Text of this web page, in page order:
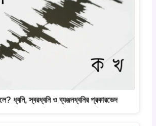
ধ্বনি, স্বরধ্বনি ও ব্যঞ্জনধ্বনির প্রকারভেদ